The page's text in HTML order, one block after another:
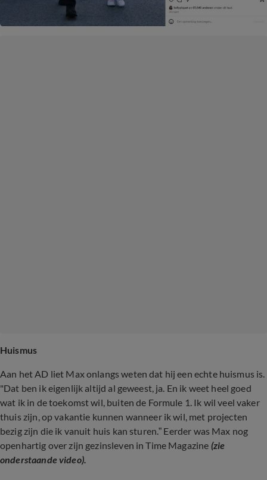
Huismus
Aan het AD liet Max onlangs weten dat hij een echte huismus is.
"Dat ben ik eigenlijk altijd al geweest, ja. En ik weet heel goed
wat ik in de toekomst wil, buiten de Formule 1. Ik wil veel vaker
thuis zijn, op vakantie kunnen wanneer ik wil, met projecten
bezig zijn die ik vanuit huis kan sturen.” Eerder was Max nog
openhartig over zijn gezinsleven in Time Magazine (zie
onderstaande video).